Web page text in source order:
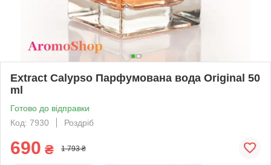
Extract Calypso Парфумована вода Original 50
ml
Готово до відправки
Код: 7930
Роздріб
690 ₴ 1 793 ₴